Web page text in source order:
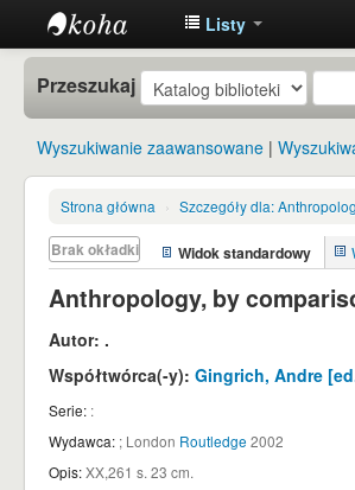
Instytut
Etnologii i
Antropologii
Kulturowej
UW
Listy
Przeszukaj
Wyszukiwanie zaawansowane
Strona główna › Szczegóły dla:
Brak okładki Widok standardowy
Anthropology, by
Autor: .
Współtwórca(-y): Gingrich, Andre
Serie: :
Wydawca: ; London Routledge 2002
Opis:XX,261 s. 23 cm.